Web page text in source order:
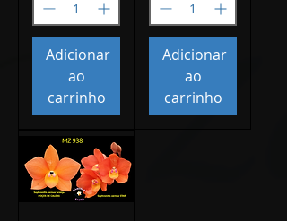
Adicionar
ao
carrinho
Adicionar
ao
carrinho